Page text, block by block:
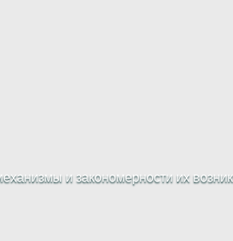
и закономерности их